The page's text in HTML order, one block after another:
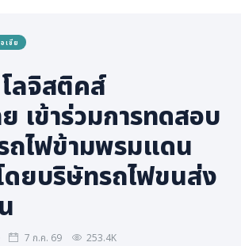
อเชีย
ลจิสติคส์
เข้าร่วมการทดสอบ
ถไฟข้ามพรมแดน
ดยบริษัทรถไฟขนส่ง
7 ก.ค. 69 253.4K